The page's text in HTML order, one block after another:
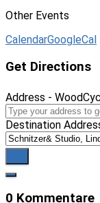
Other Events
CalendarGoogleCal
Get Directions
Address -
Destination
0 Kommentare